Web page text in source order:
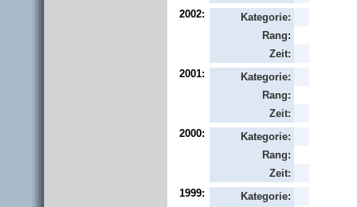
2002:
Kategorie:
Rang:
Zeit:
2001:
Kategorie:
Rang:
Zeit:
2000:
Kategorie:
Rang:
Zeit:
1999:
Kategorie: